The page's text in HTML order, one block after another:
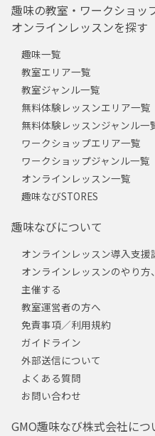
趣味の教室・ワークショッ
オンラインレッスンを探す
趣味一覧
教室エリア一覧
教室ジャンル一覧
無料体験レッスンエリア一覧
無料体験レッスンジャンル一
ワークショップエリア一覧
ワークショップジャンル一覧
オンラインレッスン一覧
趣味なびSTORES
趣味なびについて
オンラインレッスン導入支援
オンラインレッスンのやり方
主催する
教室運営者の方へ
免責事項／利用規約
ガイドライン
外部送信について
よくある質問
お問い合わせ
GMO趣味なび株式会社につ